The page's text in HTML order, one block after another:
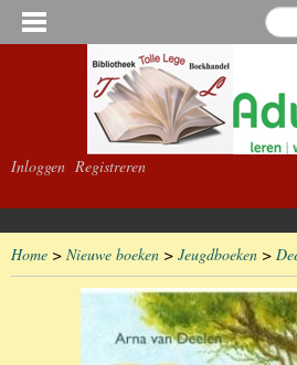
Inloggen Registreren
Home > Nieuwe boeken > Jeugdboeken >